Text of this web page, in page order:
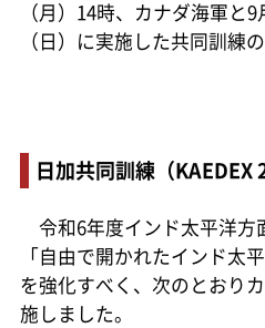
（月）14時、カナダ海軍と
（日）に実施した共同訓練
日加共同訓練（KAEDEX
令和6年度インド太平洋方
「自由で開かれたインド太
を強化すべく、次のとおり
施しました。